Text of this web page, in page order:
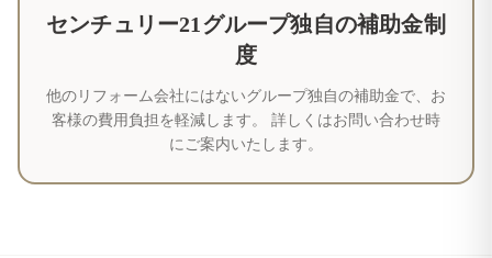
センチュリー21グループ独自の補助金制
度
他のリフォーム会社にはないグループ独自の補助金で、お
客様の費用負担を軽減します。 詳しくはお問い合わせ時
にご案内いたします。